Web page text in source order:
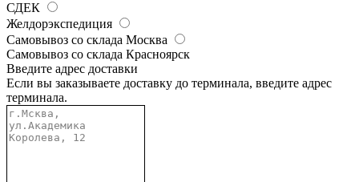
СДЕК
Желдорэкспедиция
Самовывоз со склада Москва
Самовывоз со склада Красноярск
Введите адрес доставки
Если вы заказываете доставку до терминала, введите адрес
терминала.